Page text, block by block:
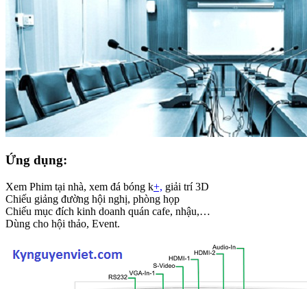
Ứng dụng:
Xem Phim tại nhà, xem đá bóng k+, giải trí 3D
Chiếu giảng đường hội nghị, phòng họp
Chiếu mục đích kinh doanh quán cafe, nhậu,…
Dùng cho hội thảo, Event.